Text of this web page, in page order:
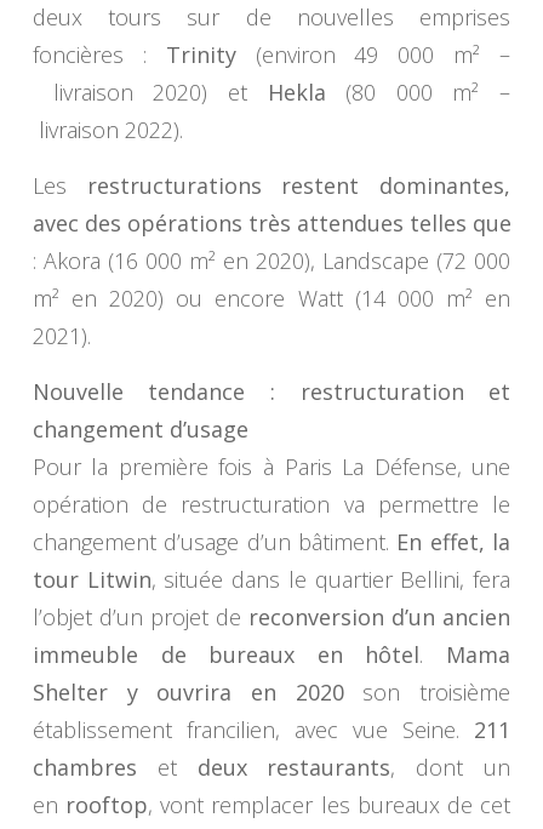
deux tours sur de nouvelles emprises
foncières : Trinity(environ 49 000 m² –
livraison 2020) et
Hekla (80 000 m² –
livraison 2022).
Les restructurations restent dominantes,
avec des opérations très attendues telles que
: Akora (16 000 m² en 2020), Landscape (72 000
m² en 2020) ou encore Watt (14 000 m² en
2021).
Nouvelle tendance : restructuration et
changement d’usage
Pour la première fois à Paris La Défense, une
opération de restructuration va permettre le
changement d’usage d’un bâtiment. En effet, la
tour Litwin, située dans le quartier Bellini, fera
l’objet d’un projet de reconversion d’un ancien
immeuble de bureaux en hôtel. Mama
Shelter y ouvrira en 2020son troisième
établissement francilien, avec vue Seine. 211
chambres et deux restaurants, dont un
en rooftop, vont remplacer les bureaux de cet